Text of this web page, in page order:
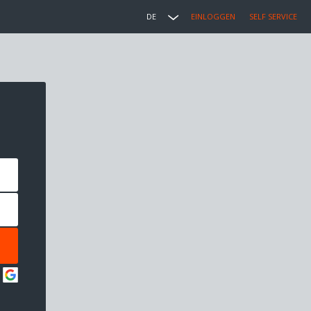
DE EINLOGGEN SELF SERVICE